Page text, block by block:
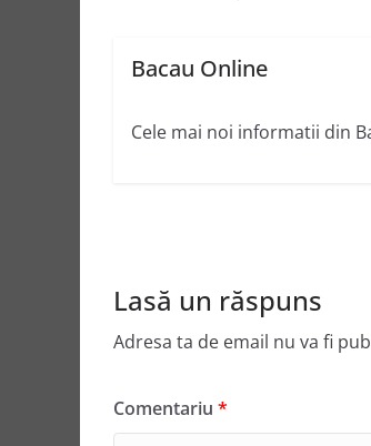
Bacau Online
Cele mai noi informatii din
Lasă un răspuns
Adresa ta de email nu va fi
Comentariu *